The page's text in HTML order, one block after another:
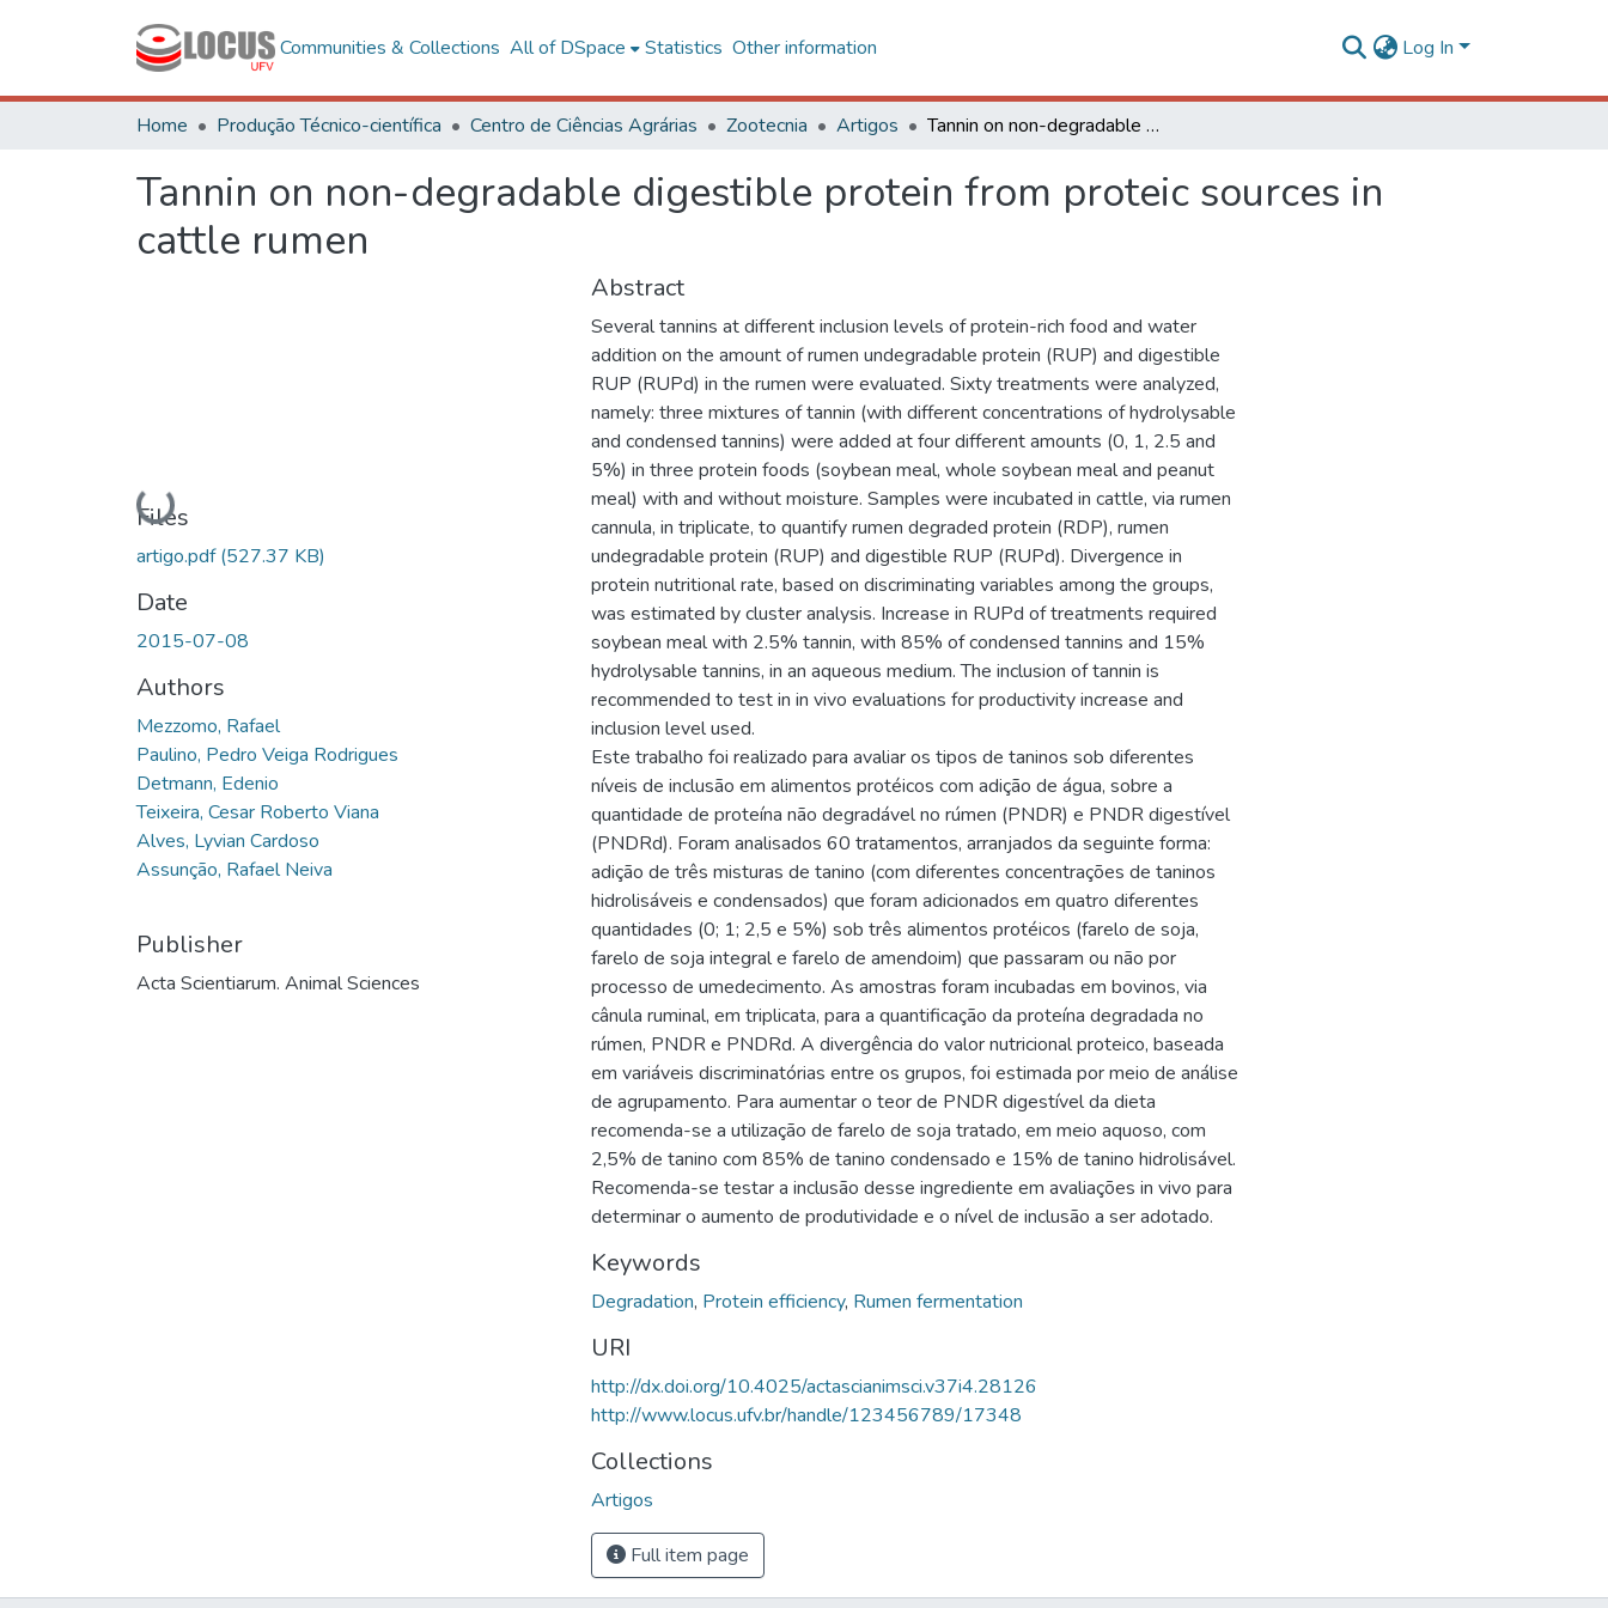
Communities & Collections All of DSpace Statistics Other information Log In
Home Produção Técnico-científica Centro de Ciências Agrárias Zootecnia Artigos Tannin on non-degradable digestible protein from proteic sources in cattle rumen
Tannin on non-degradable digestible protein from proteic sources in
cattle rumen
Loading...
Files
artigo.pdf(527.37 KB)
Date
2015-07-08
Authors
Mezzomo, Rafael
Paulino, Pedro Veiga Rodrigues
Detmann, Edenio
Teixeira, Cesar Roberto Viana
Alves, Lyvian Cardoso
Assunção, Rafael Neiva
Publisher
Acta Scientiarum. Animal Sciences
Abstract
Several tannins at different inclusion levels of protein-rich food and water
addition on the amount of rumen undegradable protein (RUP) and digestible
RUP (RUPd) in the rumen were evaluated. Sixty treatments were analyzed,
namely: three mixtures of tannin (with different concentrations of hydrolysable
and condensed tannins) were added at four different amounts (0, 1, 2.5 and
5%) in three protein foods (soybean meal, whole soybean meal and peanut
meal) with and without moisture. Samples were incubated in cattle, via rumen
cannula, in triplicate, to quantify rumen degraded protein (RDP), rumen
undegradable protein (RUP) and digestible RUP (RUPd). Divergence in
protein nutritional rate, based on discriminating variables among the groups,
was estimated by cluster analysis. Increase in RUPd of treatments required
soybean meal with 2.5% tannin, with 85% of condensed tannins and 15%
hydrolysable tannins, in an aqueous medium. The inclusion of tannin is
recommended to test in in vivo evaluations for productivity increase and
inclusion level used.
Este trabalho foi realizado para avaliar os tipos de taninos sob diferentes
níveis de inclusão em alimentos protéicos com adição de água, sobre a
quantidade de proteína não degradável no rúmen (PNDR) e PNDR digestível
(PNDRd). Foram analisados 60 tratamentos, arranjados da seguinte forma:
adição de três misturas de tanino (com diferentes concentrações de taninos
hidrolisáveis e condensados) que foram adicionados em quatro diferentes
quantidades (0; 1; 2,5 e 5%) sob três alimentos protéicos (farelo de soja,
farelo de soja integral e farelo de amendoim) que passaram ou não por
processo de umedecimento. As amostras foram incubadas em bovinos, via
cânula ruminal, em triplicata, para a quantificação da proteína degradada no
rúmen, PNDR e PNDRd. A divergência do valor nutricional proteico, baseada
em variáveis discriminatórias entre os grupos, foi estimada por meio de análise
de agrupamento. Para aumentar o teor de PNDR digestível da dieta
recomenda-se a utilização de farelo de soja tratado, em meio aquoso, com
2,5% de tanino com 85% de tanino condensado e 15% de tanino hidrolisável.
Recomenda-se testar a inclusão desse ingrediente em avaliações in vivo para
determinar o aumento de produtividade e o nível de inclusão a ser adotado.
Keywords
Degradation, Protein efficiency, Rumen fermentation
URI
http://dx.doi.org/10.4025/actascianimsci.v37i4.28126
http://www.locus.ufv.br/handle/123456789/17348
Collections
Artigos
Full item page